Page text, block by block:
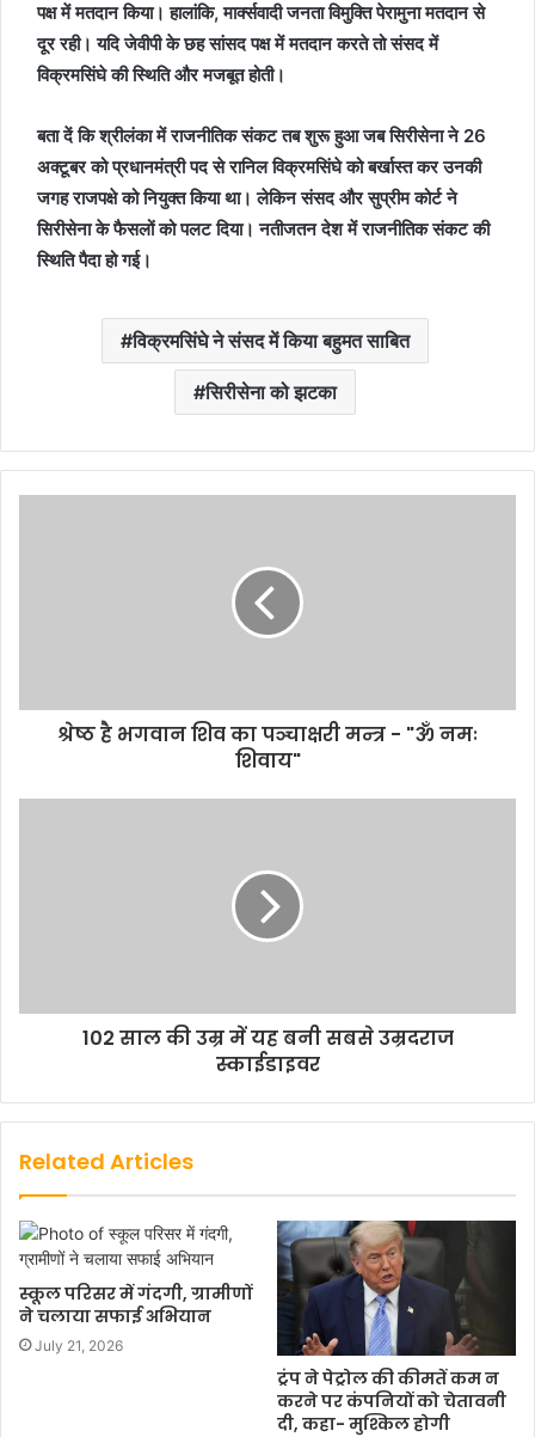
पक्ष में मतदान किया। हालांकि, मार्क्सवादी जनता विमुक्ति पेरामुना मतदान से
दूर रही। यदि जेवीपी के छह सांसद पक्ष में मतदान करते तो संसद में
विक्रमसिंघे की स्थिति और मजबूत होती।
बता दें कि श्रीलंका में राजनीतिक संकट तब शुरू हुआ जब सिरीसेना ने 26
अक्टूबर को प्रधानमंत्री पद से रानिल विक्रमसिंघे को बर्खास्त कर उनकी
जगह राजपक्षे को नियुक्त किया था। लेकिन संसद और सुप्रीम कोर्ट ने
सिरीसेना के फैसलों को पलट दिया। नतीजतन देश में राजनीतिक संकट की
स्थिति पैदा हो गई।
विक्रमसिंघे ने संसद में किया बहुमत साबित
सिरीसेना को झटका
श्रेष्ठ है भगवान शिव का पञ्चाक्षरी मन्त्र - "ॐ नमः
शिवाय"
102 साल की उम्र में यह बनी सबसे उम्रदराज
स्काईडाइवर
Related Articles
स्कूल परिसर में गंदगी, ग्रामीणों
ने चलाया सफाई अभियान
July 21, 2026
ट्रंप ने पेट्रोल की कीमतें कम न
करने पर कंपनियों को चेतावनी
दी, कहा- मुश्किल होगी